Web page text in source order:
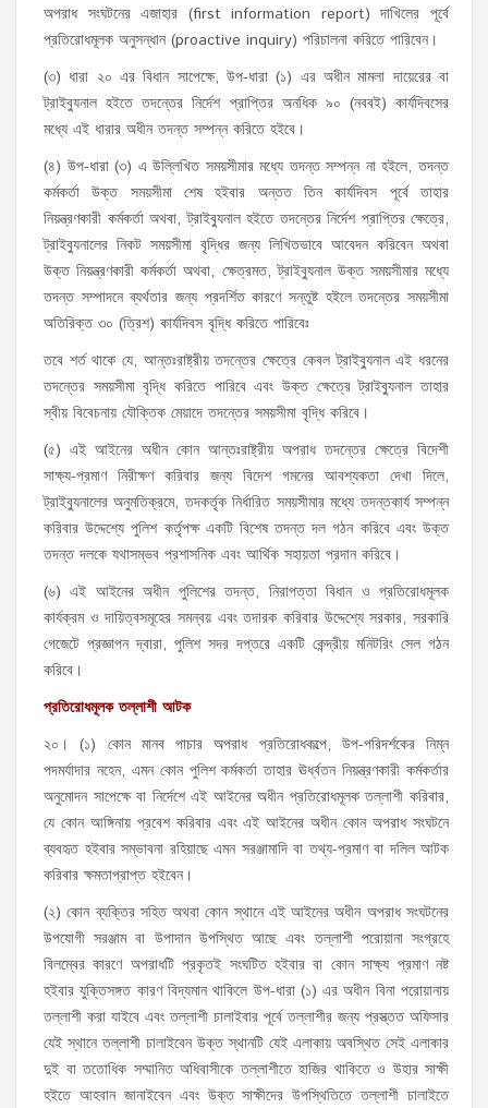
অপরাধ সংঘটনের এজাহার (first information report) দাখিলের পূর্বে
প্রতিরোধমূলক অনুসন্ধান (proactive inquiry) পরিচালনা করিতে পারিবেন।
(৩) ধারা ২০ এর বিধান সাপেক্ষে, উপ-ধারা (১) এর অধীন মামলা দায়েরের বা
ট্রাইব্যুনাল হইতে তদন্তের নির্দেশ প্রাপ্তির অনধিক ৯০ (নববই) কার্যদিবসের
মধ্যে এই ধারার অধীন তদন্ত সম্পন্ন করিতে হইবে।
(৪) উপ-ধারা (৩) এ উল্লিখিত সময়সীমার মধ্যে তদন্ত সম্পন্ন না হইলে, তদন্ত
কর্মকর্তা উক্ত সময়সীমা শেষ হইবার অন্তত তিন কার্যদিবস পূর্বে তাহার
নিয়ন্ত্রণকারী কর্মকর্তা অথবা, ট্রাইব্যুনাল হইতে তদন্তের নির্দেশ প্রাপ্তির ক্ষেত্রে,
ট্রাইব্যুনালের নিকট সময়সীমা বৃদ্ধির জন্য লিখিতভাবে আবেদন করিবেন অথবা
উক্ত নিয়ন্ত্রণকারী কর্মকর্তা অথবা, ক্ষেত্রমত, ট্রাইব্যুনাল উক্ত সময়সীমার মধ্যে
তদন্ত সম্পাদনে ব্যর্থতার জন্য প্রদর্শিত কারণে সন্তুষ্ট হইলে তদন্তের সময়সীমা
অতিরিক্ত ৩০ (ত্রিশ) কার্যদিবস বৃদ্ধি করিতে পারিবেঃ
তবে শর্ত থাকে যে, আন্তঃরাষ্ট্রীয় তদন্তের ক্ষেত্রে কেবল ট্রাইব্যুনাল এই ধরনের
তদন্তের সময়সীমা বৃদ্ধি করিতে পারিবে এবং উক্ত ক্ষেত্রে ট্রাইব্যুনাল তাহার
স্বীয় বিবেচনায় যৌক্তিক মেয়াদে তদন্তের সময়সীমা বৃদ্ধি করিবে।
(৫) এই আইনের অধীন কোন আন্তঃরাষ্ট্রীয় অপরাধ তদন্তের ক্ষেত্রে বিদেশী
সাক্ষ্য-প্রমাণ নিরীক্ষণ করিবার জন্য বিদেশ গমনের আবশ্যকতা দেখা দিলে,
ট্রাইব্যুনালের অনুমতিক্রমে, তদকর্তৃক নির্ধারিত সময়সীমার মধ্যে তদন্তকার্য সম্পন্ন
করিবার উদ্দেশ্যে পুলিশ কর্তৃপক্ষ একটি বিশেষ তদন্ত দল গঠন করিবে এবং উক্ত
তদন্ত দলকে যথাসম্ভব প্রশাসনিক এবং আর্থিক সহায়তা প্রদান করিবে।
(৬) এই আইনের অধীন পুলিশের তদন্ত, নিরাপত্তা বিধান ও প্রতিরোধমূলক
কার্যক্রম ও দায়িত্বসমূহের সমন্বয় এবং তদারক করিবার উদ্দেশ্যে সরকার, সরকারি
গেজেটে প্রজ্ঞাপন দ্বারা, পুলিশ সদর দপ্তরে একটি কেন্দ্রীয় মনিটরিং সেল গঠন
করিবে।
প্রতিরোধমূলক তল্লাশী আটক
২০। (১) কোন মানব পাচার অপরাধ প্রতিরোধকল্পে, উপ-পরিদর্শকের নিম্ন
পদমর্যাদার নহেন, এমন কোন পুলিশ কর্মকর্তা তাহার ঊর্ধ্বতন নিয়ন্ত্রণকারী কর্মকর্তার
অনুমোদন সাপেক্ষে বা নির্দেশে এই আইনের অধীন প্রতিরোধমূলক তল্লাশী করিবার,
যে কোন আঙ্গিনায় প্রবেশ করিবার এবং এই আইনের অধীন কোন অপরাধ সংঘটনে
ব্যবহৃত হইবার সম্ভাবনা রহিয়াছে এমন সরঞ্জামাদি বা তথ্য-প্রমাণ বা দলিল আটক
করিবার ক্ষমতাপ্রাপ্ত হইবেন।
(২) কোন ব্যক্তির সহিত অথবা কোন স্থানে এই আইনের অধীন অপরাধ সংঘটনের
উপযোগী সরঞ্জাম বা উপাদান উপস্থিত আছে এবং তল্লাশী পরোয়ানা সংগ্রহে
বিলম্বের কারণে অপরাধটি প্রকৃতই সংঘটিত হইবার বা কোন সাক্ষ্য প্রমাণ নষ্ট
হইবার যুক্তিসঙ্গত কারণ বিদ্যমান থাকিলে উপ-ধারা (১) এর অধীন বিনা পরোয়ানায়
তল্লাশী করা যাইবে এবং তল্লাশী চালাইবার পূর্বে তল্লাশীর জন্য প্রস্ত্তত অফিসার
যেই স্থানে তল্লাশী চালাইবেন উক্ত স্থানটি যেই এলাকায় অবস্থিত সেই এলাকার
দুই বা ততোধিক সম্মানিত অধিবাসীকে তল্লাশীতে হাজির থাকিতে ও উহার সাক্ষী
হইতে আহবান জানাইবেন এবং উক্ত সাক্ষীদের উপস্থিতিতে তল্লাশী চালাইতে